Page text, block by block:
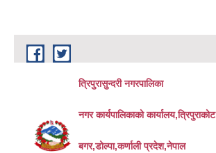
Skip to main content
त्रिपुरासुन्दरी नगरपालिका
नगर कार्यपालिकाको कार्यालय,त्रिपुराकोट
बगर,डोल्पा,कर्णाली प्रदेश,नेपाल